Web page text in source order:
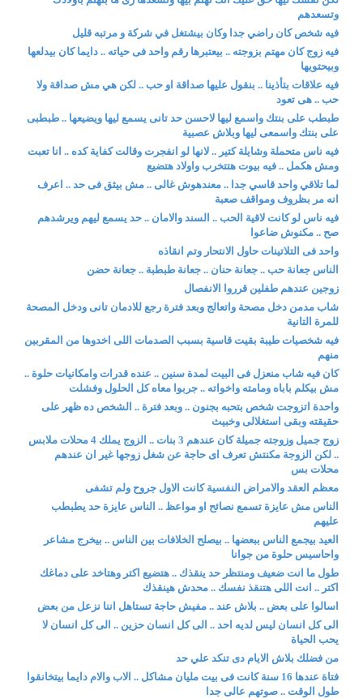
وتسعدهم
فيه شخص كان راضي جدا وكان بيشتغل في شركة و مرتبه قليل
فيه زوج كان مهتم بزوجته .. بيعتبرها رقم واحد فى حياته .. دايما كان بيدلعها
وبيحتويها
فيه علاقات بتأذينا .. بنقول عليها صداقة او حب .. لكن هي مش صداقة ولا
حب .. هى تعود
طبطب على بنتك واسمع ليها لاحسن حد تانى يسمع ليها ويضيعها .. طبطبى
على بنتك واسمعى ليها وبلاش عصبية
فيه ناس متحملة وشايلة كتير .. لانها لو انفجرت وقالت كفاية كده .. انا تعبت
ومش هكمل .. فيه بيوت هتتخرب واولاد هتضيع
لما تلاقي واحد قاسي جدا .. معندهوش غالى .. مش بيثق فى حد .. اعرف
انه مر بظروف ومواقف صعبة
فيه ناس لو كانت لاقية الحب .. السند والامان .. حد يسمع ليهم ويرشدهم
صح .. مكنوش ضاعوا
واحد فى التلاتينات حاول الانتحار وتم انقاذه
الناس جعانة حب .. جعانة حنان .. جعانة طبطبة .. جعانة حضن
زوجين عندهم طفلين قرروا الانفصال
شاب مدمن دخل مصحة واتعالج وبعد فترة رجع للادمان تانى ودخل المصحة
للمرة التانية
فيه شخصيات طيبة بقيت قاسية بسبب الصدمات اللى اخدوها من المقربين
منهم
كان فيه شاب منعزل فى البيت لمدة سنين .. عنده قدرات وامكانيات حلوة ..
مش بيكلم باباه ومامته واخواته .. جربوا معاه كل الحلول وفشلت
واحدة اتزوجت شخص بتحبه بجنون .. وبعد فترة .. الشخص ده ظهر على
حقيقته وبقى استغلالى وخبيث
زوج جميل وزوجته جميلة كان عندهم 3 بنات .. الزوج يملك 4 محلات ملابس
.. لكن الزوجة مكنتش تعرف اى حاجة عن شغل زوجها غير ان عندهم
محلات بس
معظم العقد والامراض النفسية كانت الاول جروح ولم تشفى
الناس مش عايزة تسمع نصائح او مواعظ .. الناس عايزة حد يطبطب
عليهم
العيد بيجمع الناس ببعضها .. بيصلح الخلافات بين الناس .. بيخرج مشاعر
واحاسيس حلوة من جوانا
طول ما انت ضعيف ومنتظر حد ينقذك .. هتضيع اكتر وهتاخد على دماغك
اكتر .. انت اللى هتنقذ نفسك .. محدش هينقذك
اسالوا على بعض .. بلاش عند .. مفيش حاجة تستاهل اننا نزعل من بعض
الى كل انسان ليس لديه احد .. الى كل انسان حزين .. الى كل انسان لا
يحب الحياة
من فضلك بلاش الايام دى تنكد علي حد
فتاة عندها 16 سنة كانت فى بيت مليان مشاكل .. الاب والام دايما بيتخانقوا
طول الوقت .. صوتهم عالى جدا